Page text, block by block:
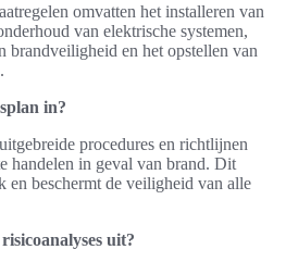
omvatten het installeren van
van elektrische systemen,
brandveiligheid en het opstellen van
in?
procedures en richtlijnen
handelen in geval van brand. Dit
en beschermt de veiligheid van alle
uit?